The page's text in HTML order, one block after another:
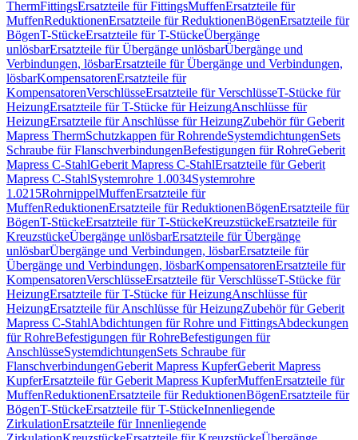
ThermFittingsErsatzteile für FittingsMuffenErsatzteile für
MuffenReduktionenErsatzteile für ReduktionenBögenErsatzteile für
BögenT-StückeErsatzteile für T-StückeÜbergänge
unlösbarErsatzteile für Übergänge unlösbarÜbergänge und
Verbindungen, lösbarErsatzteile für Übergänge und Verbindungen,
lösbarKompensatorenErsatzteile für
KompensatorenVerschlüsseErsatzteile für VerschlüsseT-Stücke für
HeizungErsatzteile für T-Stücke für HeizungAnschlüsse für
HeizungErsatzteile für Anschlüsse für HeizungZubehör für Geberit
Mapress ThermSchutzkappen für RohrendeSystemdichtungenSets
Schraube für FlanschverbindungenBefestigungen für RohreGeberit
Mapress C-StahlGeberit Mapress C-StahlErsatzteile für Geberit
Mapress C-StahlSystemrohre 1.0034Systemrohre
1.0215RohrnippelMuffenErsatzteile für
MuffenReduktionenErsatzteile für ReduktionenBögenErsatzteile für
BögenT-StückeErsatzteile für T-StückeKreuzstückeErsatzteile für
KreuzstückeÜbergänge unlösbarErsatzteile für Übergänge
unlösbarÜbergänge und Verbindungen, lösbarErsatzteile für
Übergänge und Verbindungen, lösbarKompensatorenErsatzteile für
KompensatorenVerschlüsseErsatzteile für VerschlüsseT-Stücke für
HeizungErsatzteile für T-Stücke für HeizungAnschlüsse für
HeizungErsatzteile für Anschlüsse für HeizungZubehör für Geberit
Mapress C-StahlAbdichtungen für Rohre und FittingsAbdeckungen
für RohreBefestigungen für RohreBefestigungen für
AnschlüsseSystemdichtungenSets Schraube für
FlanschverbindungenGeberit Mapress KupferGeberit Mapress
KupferErsatzteile für Geberit Mapress KupferMuffenErsatzteile für
MuffenReduktionenErsatzteile für ReduktionenBögenErsatzteile für
BögenT-StückeErsatzteile für T-StückeInnenliegende
ZirkulationErsatzteile für Innenliegende